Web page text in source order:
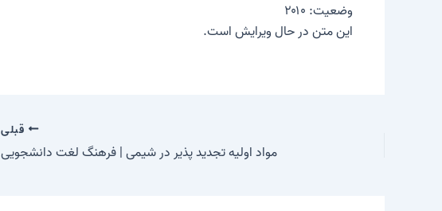
وضعیت: ۲۰۱۰
این متن در حال ویرایش است.
قبلی
مواد اولیه تجدید پذیر در شیمی | فرهنگ لغت دانشجویی